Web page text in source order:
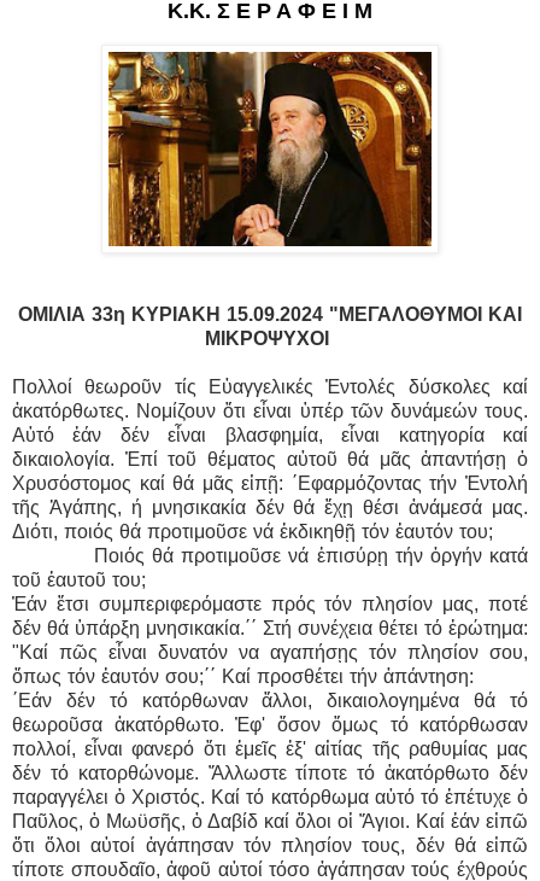
Κ.Κ. Σ Ε Ρ Α Φ Ε Ι Μ
ΟΜΙΛΙΑ 33η ΚΥΡΙΑΚΗ 15.09.2024 "ΜΕΓΑΛΟΘΥΜΟΙ ΚΑΙ
ΜΙΚΡΟΨΥΧΟΙ
Πολλοί θεωροῦν τίς Εὐαγγελικές Ἐντολές δύσκολες καί
ἀκατόρθωτες. Νομίζουν ὅτι εἶναι ὑπέρ τῶν δυνάμεών τους.
Αὐτό ἐάν δέν εἶναι βλασφημία, εἶναι κατηγορία καί
δικαιολογία. Ἐπί τοῦ θέματος αὐτοῦ θά μᾶς ἀπαντήσῃ ὁ
Χρυσόστομος καί θά μᾶς εἰπῇ: ΄Εφαρμόζοντας τήν Ἐντολή
τῆς Ἀγάπης, ή μνησικακία δέν θά ἔχῃ θέσι ἀνάμεσά μας.
Διότι, ποιός θά προτιμοῦσε νά ἐκδικηθῇ τόν ἑαυτόν του;
Ποιός θά προτιμοῦσε νά ἐπισύρῃ τήν ὀργήν κατά
τοῦ ἑαυτοῦ του;
Ἐάν ἔτσι συμπεριφερόμαστε πρός τόν πλησίον μας, ποτέ
δέν θά ὑπάρξη μνησικακία.΄΄ Στή συνέχεια θέτει τό ἐρώτημα:
"Καί πῶς εἶναι δυνατόν να αγαπήσῃς τόν πλησίον σου,
ὅπως τόν ἑαυτόν σου;΄΄ Καί προσθέτει τήν ἀπάντηση:
΄Εάν δέν τό κατόρθωναν ἄλλοι, δικαιολογημένα θά τό
θεωροῦσα ἀκατόρθωτο. Ἐφ' ὅσον ὅμως τό κατόρθωσαν
πολλοί, εἶναι φανερό ὅτι ἐμεῖς ἐξ' αἰτίας τῆς ραθυμίας μας
δέν τό κατορθώνομε. Ἄλλωστε τίποτε τό ἀκατόρθωτο δέν
παραγγέλει ὁ Χριστός. Καί τό κατόρθωμα αὐτό τό ἐπέτυχε ὁ
Παῦλος, ὁ Μωϋσῆς, ὁ Δαβίδ καί ὅλοι οἱ Ἅγιοι. Καί ἐάν εἰπῶ
ὅτι ὅλοι αὐτοί ἀγάπησαν τόν πλησίον τους, δέν θά εἰπῶ
τίποτε σπουδαῖο, ἀφοῦ αὐτοί τόσο ἀγάπησαν τούς έχθρούς